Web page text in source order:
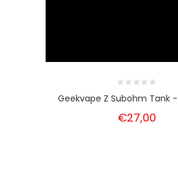
Geekvape Z Subohm Tank
€27,00